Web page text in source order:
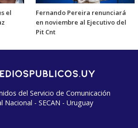
el
Fernando Pereira renunciará
en noviembre al Ejecutivo del
Pit Cnt
del Servicio de Comunicación
Nacional - SECAN - Uruguay